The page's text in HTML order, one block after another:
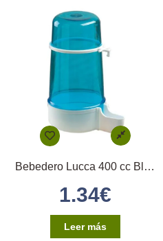
Bebedero Lucca 400 cc Blanco/Azul STA
1.34€
Leer más